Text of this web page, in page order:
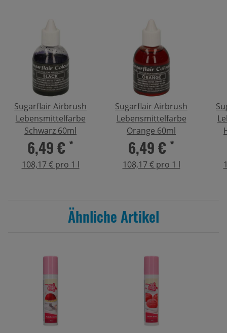
Sugarflair Airbrush
Lebensmittelfarbe
Schwarz 60ml
6,49 € *
108,17 € pro 1 l
Sugarflair Airbrush
Lebensmittelfarbe
Orange 60ml
6,49 € *
108,17 € pro 1 l
Ähnliche Artikel